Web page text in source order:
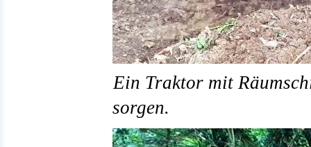
Ein Traktor mit
sorgen.